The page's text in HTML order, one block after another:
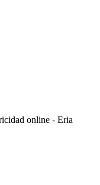
online - Eria